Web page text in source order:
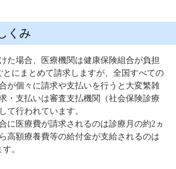
くみ
た場合、医療機関は健康保険組合が負担
にまとめて請求しますが、全国すべての
が個々に請求や支払いを行うと大変繁雑
・支払いは審査支払機関（社会保険診療
て行われています。
に医療費が請求されるのは診療月の約2ヵ
高額療養費等の給付金が支給されるのは
。